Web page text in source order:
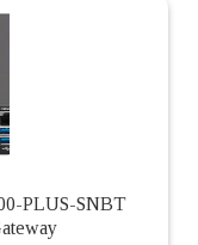
PLUS-SNBT